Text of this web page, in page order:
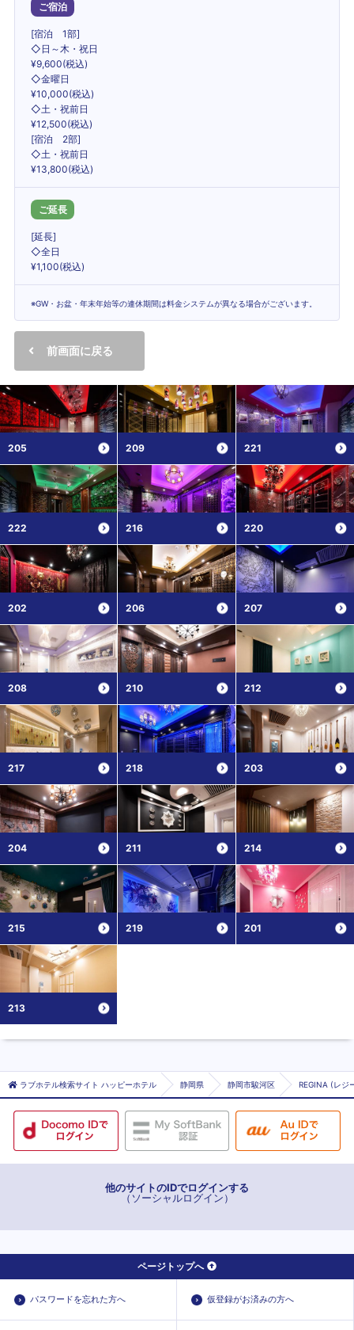
ご宿泊
[宿泊 1部]
◇日～木・祝日
¥9,600(税込)
◇金曜日
¥10,000(税込)
◇土・祝前日
¥12,500(税込)
[宿泊 2部]
◇土・祝前日
¥13,800(税込)
ご延長
[延長]
◇全日
¥1,100(税込)
※GW・お盆・年末年始等の連休期間は料金システムが異なる場合がございます。
前画面に戻る
205 209 221
222 216 220
202 206 207
208 210 212
217 218 203
204 211 214
215 219 201
213
ラブホテル検索サイト ハッピーホテル 静岡県 静岡市駿河区 REGINA (レジ
他のサイトのIDでログインする
（ソーシャルログイン）
ページトップへ
パスワードを忘れた方へ 仮登録がお済みの方へ